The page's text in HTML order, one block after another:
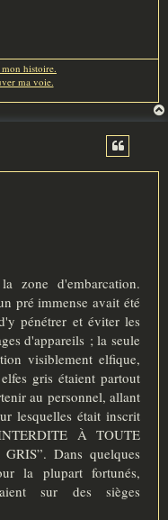
mon histoire.
ma voie.
zone d'embarcation.
pré immense avait été
pénétrer et éviter les
d'appareils ; la seule
visiblement elfique,
gris étaient partout
au personnel, allant
lesquelles était inscrit
À TOUTE
Dans quelques
la plupart fortunés,
sur des sièges